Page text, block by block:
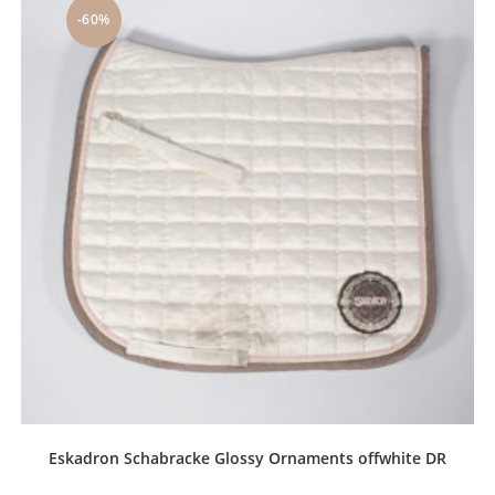
-60%
Eskadron Schabracke Glossy Ornaments offwhite DR